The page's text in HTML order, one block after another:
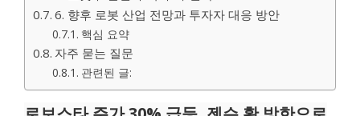
6. 향후 로봇 산업 전망과 투자자 대응 방안
핵심 요약
자주 묻는 질문
관련된 글: